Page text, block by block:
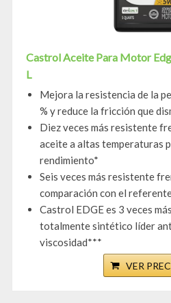
Castrol Aceite Para Motor
L
Mejora la resistencia de la
% y reduce la fricción que
Diez veces más resistente
aceite a altas temperaturas
rendimiento*
Seis veces más resistente
comparación con el
Castrol EDGE es 3 veces
totalmente sintético líder
viscosidad***
VER